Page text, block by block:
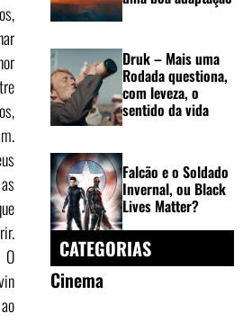
Druk – Mais uma
Rodada questiona,
com leveza, o
sentido da vida
Falcão e o Soldado
Invernal, ou Black
Lives Matter?
CATEGORIAS
Cinema